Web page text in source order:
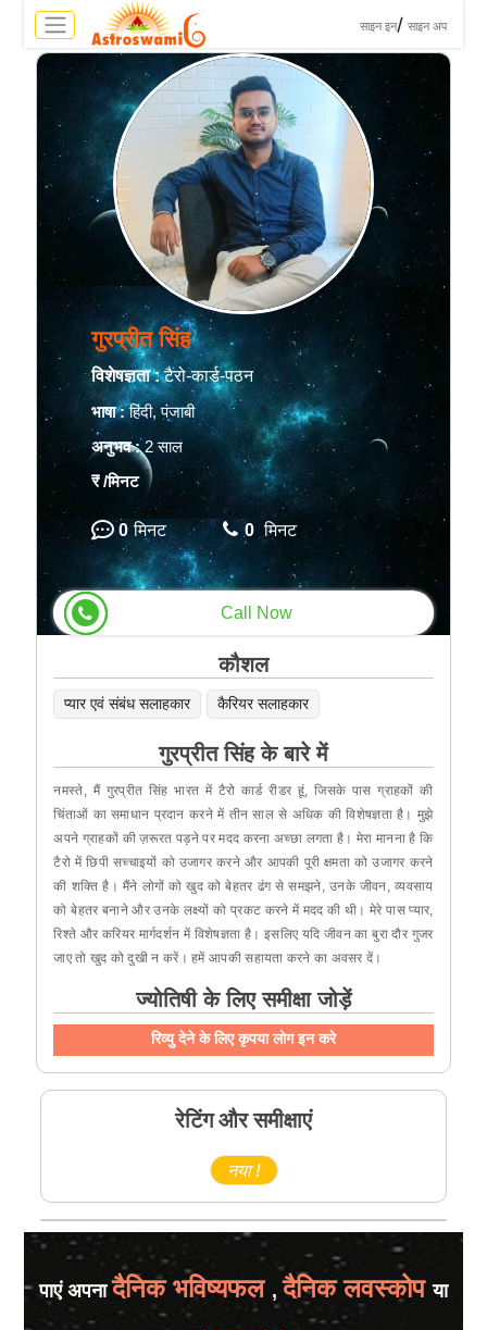
साइन इन/ साइन अप
गुरप्रीत सिंह
विशेषज्ञता :टैरो-कार्ड-पठन
भाषा :हिंदी, पंजाबी
अनुभव :2 साल
₹/मिनट
0 मिनट 0 मिनट
Call Now
कौशल
प्यार एवं संबंध सलाहकार कैरियर सलाहकार
गुरप्रीत सिंह के बारे में
नमस्ते, मैं गुरप्रीत सिंह भारत में टैरो कार्ड रीडर हूं, जिसके पास ग्राहकों की
चिंताओं का समाधान प्रदान करने में तीन साल से अधिक की विशेषज्ञता है। मुझे
अपने ग्राहकों की ज़रूरत पड़ने पर मदद करना अच्छा लगता है। मेरा मानना ​​है कि
टैरो में छिपी सच्चाइयों को उजागर करने और आपकी पूरी क्षमता को उजागर करने
की शक्ति है। मैंने लोगों को खुद को बेहतर ढंग से समझने, उनके जीवन, व्यवसाय
को बेहतर बनाने और उनके लक्ष्यों को प्रकट करने में मदद की थी। मेरे पास प्यार,
रिश्ते और करियर मार्गदर्शन में विशेषज्ञता है। इसलिए यदि जीवन का बुरा दौर गुजर
जाए तो खुद को दुखी न करें। हमें आपकी सहायता करने का अवसर दें।
ज्योतिषी के लिए समीक्षा जोड़ें
रिव्यु देने के लिए कृपया लोग इन करे
रेटिंग और समीक्षाएं
नया !
पाएं अपनादैनिक भविष्यफल , दैनिक लवस्कोपया